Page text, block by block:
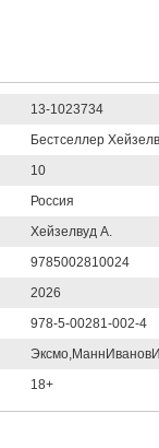
13-1023734
Бестселлер
10
Россия
Хейзелвуд А.
9785002810024
2026
978-5-00281-002-4
18+